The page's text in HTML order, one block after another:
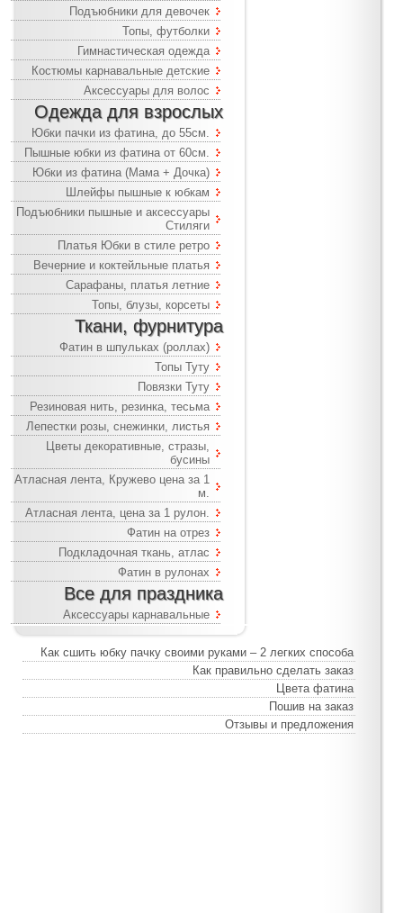
Подъюбники для девочек
Топы, футболки
Гимнастическая одежда
Костюмы карнавальные детские
Аксессуары для волос
Одежда для взрослых
Юбки пачки из фатина, до 55см.
Пышные юбки из фатина от 60см.
Юбки из фатина (Мама + Дочка)
Шлейфы пышные к юбкам
Подъюбники пышные и аксессуары
Стиляги
Платья Юбки в стиле ретро
Вечерние и коктейльные платья
Сарафаны, платья летние
Топы, блузы, корсеты
Ткани, фурнитура
Фатин в шпульках (роллах)
Топы Туту
Повязки Туту
Резиновая нить, резинка, тесьма
Лепестки розы, снежинки, листья
Цветы декоративные, стразы,
бусины
Атласная лента, Кружево цена за 1
м.
Атласная лента, цена за 1 рулон.
Фатин на отрез
Подкладочная ткань, атлас
Фатин в рулонах
Все для праздника
Аксессуары карнавальные
Как сшить юбку пачку своими руками – 2 легких способа
Как правильно сделать заказ
Цвета фатина
Пошив на заказ
Отзывы и предложения